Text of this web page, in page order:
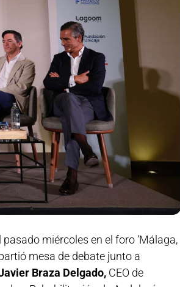
miércoles en el foro ‘Málaga,
mesa de debate junto a
Braza Delgado, CEO de